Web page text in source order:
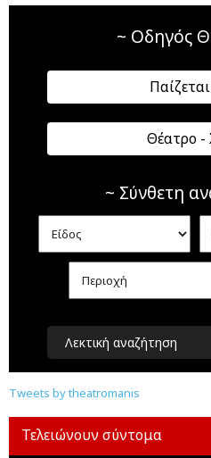
~ Οδηγός
Θέατρο -
~ Σύνθετη
Λεκτική αναζήτηση
Tweets by theatromanis
Τελειώνουν σύντομα